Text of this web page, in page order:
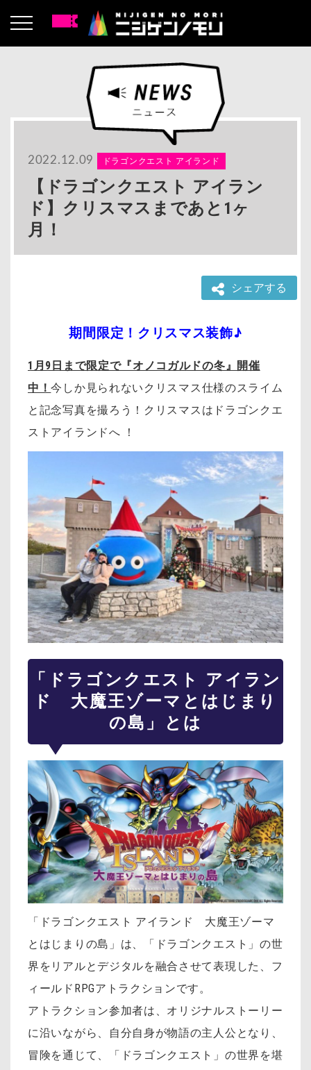
2022.12.09 ドラゴンクエスト アイランド
【ドラゴンクエスト アイラン
ド】クリスマスまであと1ヶ
月！
シェアする
期間限定！クリスマス装飾♪
1月9日まで限定で『オノコガルドの冬』開催
中！今しか見られないクリスマス仕様のスライム
と記念写真を撮ろう！ クリスマスはドラゴンクエ
ストアイランドへ ！
「ドラゴンクエスト アイラン
ド 大魔王ゾーマとはじまり
の島」とは
「ドラゴンクエスト アイランド 大魔王ゾーマ
とはじまりの島」は、「ドラゴンクエスト」の世
界をリアルとデジタルを融合させて表現した、フ
ィールドRPGアトラクションです。
アトラクション参加者は、オリジナルストーリー
に沿いながら、自分自身が物語の主人公となり、
冒険を通じて、「ドラゴンクエスト」の世界を堪